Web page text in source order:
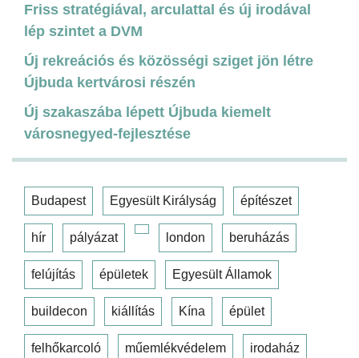
Friss stratégiával, arculattal és új irodával
lép szintet a DVM
Új rekreációs és közösségi sziget jön létre
Újbuda kertvárosi részén
Új szakaszába lépett Újbuda kiemelt
városnegyed-fejlesztése
Budapest Egyesült Királyság építészet
hír pályázat london beruházás
felújítás épületek Egyesült Államok
buildecon kiállítás Kína épület
felhőkarcoló műemlékvédelem irodaház